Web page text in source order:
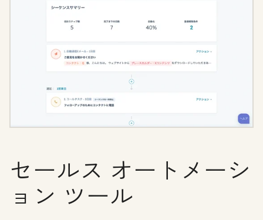
セールス オートメーシ
ョン ツール